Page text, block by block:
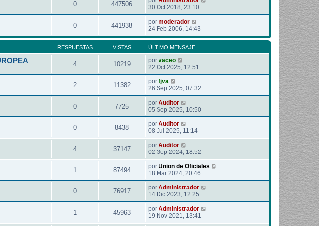
0 447506
30 Oct 2018, 23:10
0 441938 por moderador
24 Feb 2006, 14:43
RESPUESTAS VISTAS ÚLTIMO MENSAJE
4 10219 por vaceo
22 Oct 2025, 12:51
2 11382 por fjva
26 Sep 2025, 07:32
0 7725 por Auditor
05 Sep 2025, 10:50
0 8438 por Auditor
08 Jul 2025, 11:14
4 37147 por Auditor
02 Sep 2024, 18:52
1 87494 por Union de Oficiales
18 Mar 2024, 20:46
0 76917 por Administrador
14 Dic 2023, 12:25
1 45963 por Administrador
19 Nov 2021, 13:41